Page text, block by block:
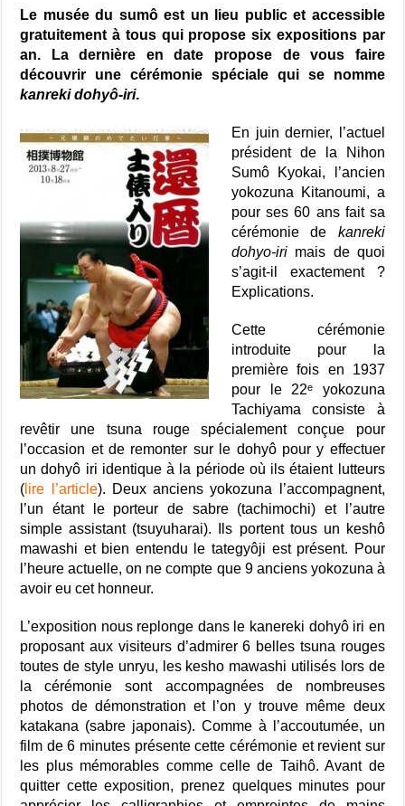
Le musée du sumô est un lieu public et accessible
gratuitement à tous qui propose six expositions par
an. La dernière en date propose de vous faire
découvrir une cérémonie spéciale qui se nomme
kanreki dohyô-iri.
En juin dernier, l’actuel
président de la Nihon
Sumô Kyokai, l’ancien
yokozuna Kitanoumi, a
pour ses 60 ans fait sa
cérémonie de kanreki
dohyo-iri mais de quoi
s’agit-il exactement ?
Explications.
Cette cérémonie
introduite pour la
première fois en 1937
pour le 22ᵉ yokozuna
Tachiyama consiste à
revêtir une tsuna rouge spécialement conçue pour
l’occasion et de remonter sur le dohyô pour y effectuer
un dohyô iri identique à la période où ils étaient lutteurs
( lire l’article). Deux anciens yokozuna l’accompagnent,
l’un étant le porteur de sabre (tachimochi) et l’autre
simple assistant (tsuyuharai). Ils portent tous un keshô
mawashi et bien entendu le tategyôji est présent. Pour
l’heure actuelle, on ne compte que 9 anciens yokozuna à
avoir eu cet honneur.
L’exposition nous replonge dans le kanereki dohyô iri en
proposant aux visiteurs d’admirer 6 belles tsuna rouges
toutes de style unryu, les kesho mawashi utilisés lors de
la cérémonie sont accompagnées de nombreuses
photos de démonstration et l’on y trouve même deux
katakana (sabre japonais). Comme à l’accoutumée, un
film de 6 minutes présente cette cérémonie et revient sur
les plus mémorables comme celle de Taihô. Avant de
quitter cette exposition, prenez quelques minutes pour